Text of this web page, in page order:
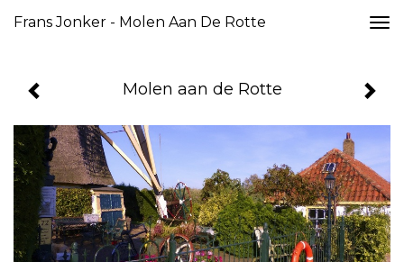
Frans Jonker - Molen Aan De Rotte
Molen aan de Rotte